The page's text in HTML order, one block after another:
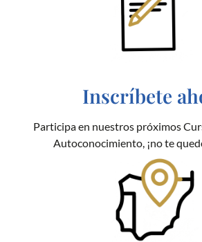
Inscríbete
Participa en nuestros próximos
Autoconocimiento, ¡no te